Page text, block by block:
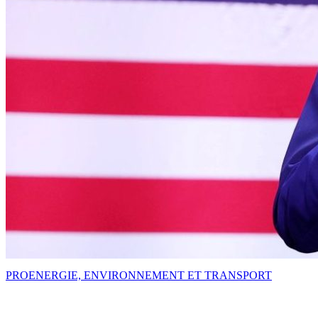
PROENERGIE, ENVIRONNEMENT ET TRANSPORT